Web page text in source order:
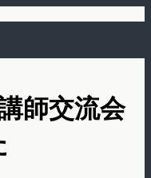
師交流会